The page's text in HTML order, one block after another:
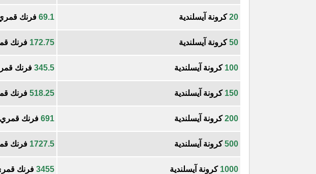
20كرونة آيسلندية 69.1 فرنك
50كرونة آيسلندية 172.75 فرنك
100 كرونة آيسلندية 345.5 فرنك
150 كرونة آيسلندية 518.25 فرنك
200كرونة آيسلندية 691 فرنك قمري
500كرونة آيسلندية 1727.5 فرنك
1000 كرونة آيسلندية 3455 فرنك